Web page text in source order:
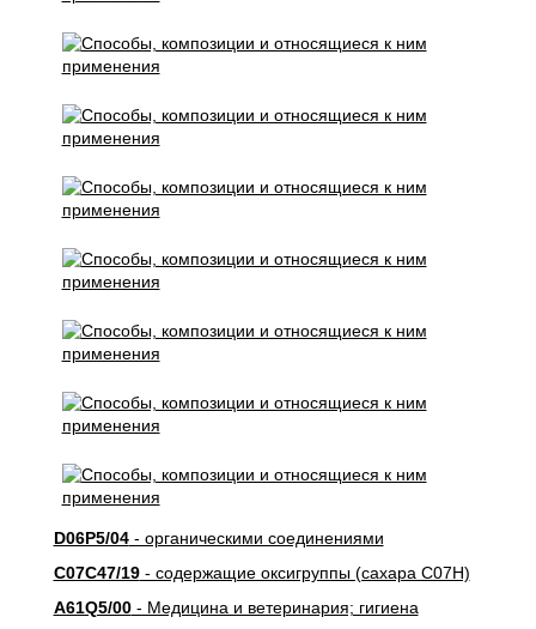
D06P5/04- органическими соединениями
C07C47/19- содержащие оксигруппы (сахара C07H)
A61Q5/00- Медицина и ветеринария; гигиена